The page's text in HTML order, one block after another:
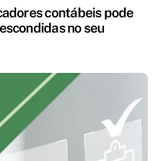
contábeis pode
no seu